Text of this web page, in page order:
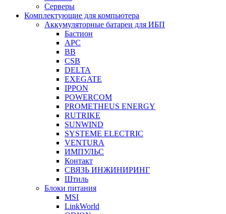
Серверы
Комплектующие для компьютера
Аккумуляторные батареи для ИБП
Бастион
APC
BB
CSB
DELTA
EXEGATE
IPPON
POWERCOM
PROMETHEUS ENERGY
RUTRIKE
SUNWIND
SYSTEME ELECTRIC
VENTURA
ИМПУЛЬС
Контакт
СВЯЗЬ ИНЖИНИРИНГ
Штиль
Блоки питания
MSI
LinkWorld